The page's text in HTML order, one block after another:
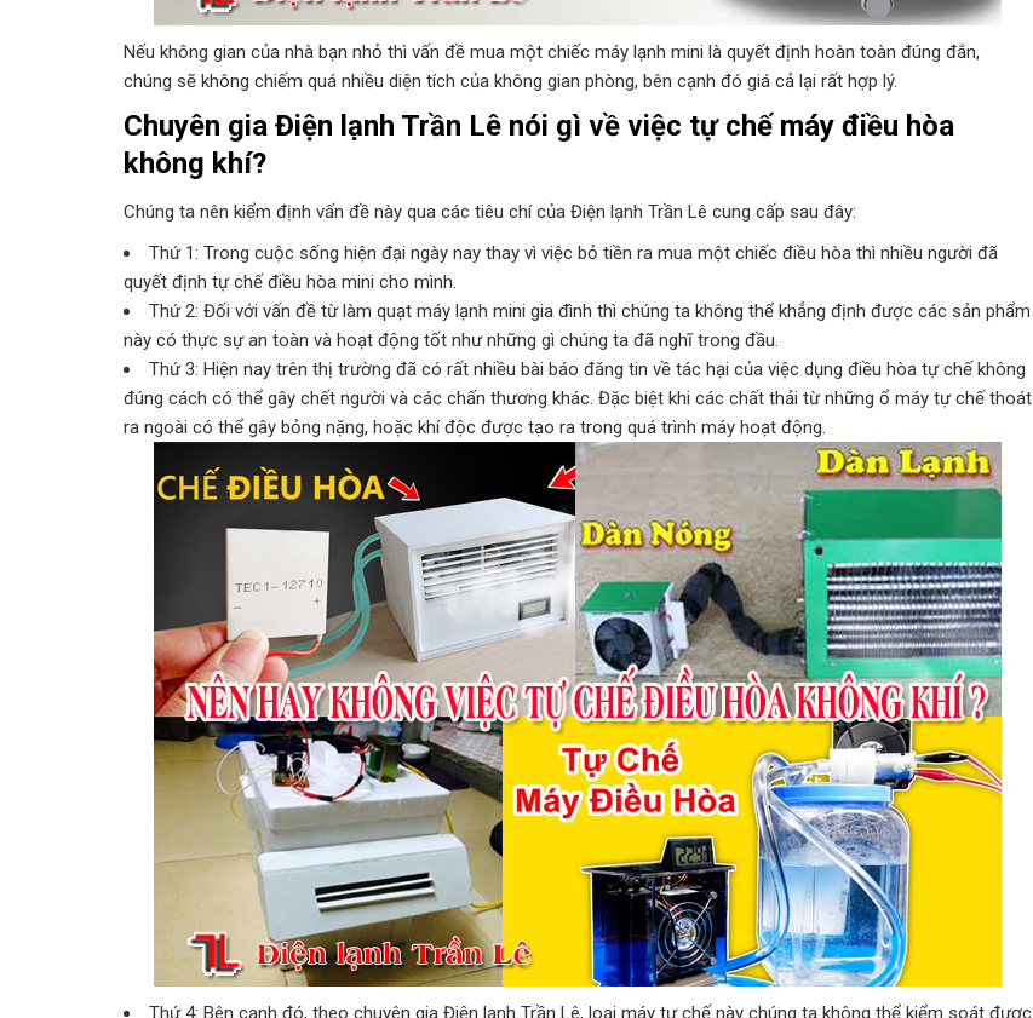
Nếu không gian của nhà bạn nhỏ thì vấn đề mua một chiếc máy lạnh mini là quyết định hoàn toàn đúng đắn,
chúng sẽ không chiếm quá nhiều diện tích của không gian phòng, bên cạnh đó giá cả lại rất hợp lý.
Chuyên gia Điện lạnh Trần Lê nói gì về việc tự chế máy điều hòa
không khí?
Chúng ta nên kiểm định vấn đề này qua các tiêu chí của Điện lạnh Trần Lê cung cấp sau đây:
Thứ 1: Trong cuộc sống hiện đại ngày nay thay vì việc bỏ tiền ra mua một chiếc điều hòa thì nhiều người đã
quyết định tự chế điều hòa mini cho mình.
Thứ 2: Đối với vấn đề từ làm quạt máy lạnh mini gia đình thì chúng ta không thể khẳng định được các sản phẩm
này có thực sự an toàn và hoạt động tốt như những gì chúng ta đã nghĩ trong đầu.
Thứ 3: Hiện nay trên thị trường đã có rất nhiều bài báo đăng tin về tác hại của việc dụng điều hòa tự chế không
đúng cách có thể gây chết người và các chấn thương khác. Đặc biệt khi các chất thải từ những ổ máy tự chế thoát
ra ngoài có thể gây bỏng nặng, hoặc khí độc được tạo ra trong quá trình máy hoạt động.
Thứ 4: Bên cạnh đó, theo chuyên gia Điện lạnh Trần Lê, loại máy tự chế này chúng ta không thể kiểm soát được